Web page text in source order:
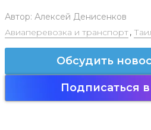
Автор: Алексей Денисенков
Авиаперевозка и транспорт,
Обсудить
Подписаться в